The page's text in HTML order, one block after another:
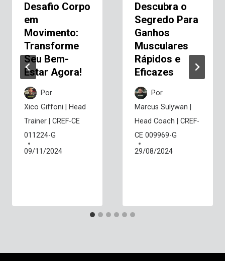
Desafio Corpo
em
Movimento:
Transforme
Seu Bem-
Estar Agora!
Por
Xico Giffoni | Head
Trainer | CREF-CE
011224-G
09/11/2024
Descubra o
Segredo Para
Ganhos
Musculares
Rápidos e
Eficazes
Por
Marcus Sulywan |
Head Coach | CREF-
CE 009969-G
29/08/2024